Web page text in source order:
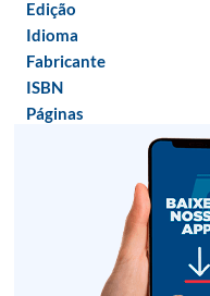
Edição
Idioma
Fabricante
ISBN
Páginas